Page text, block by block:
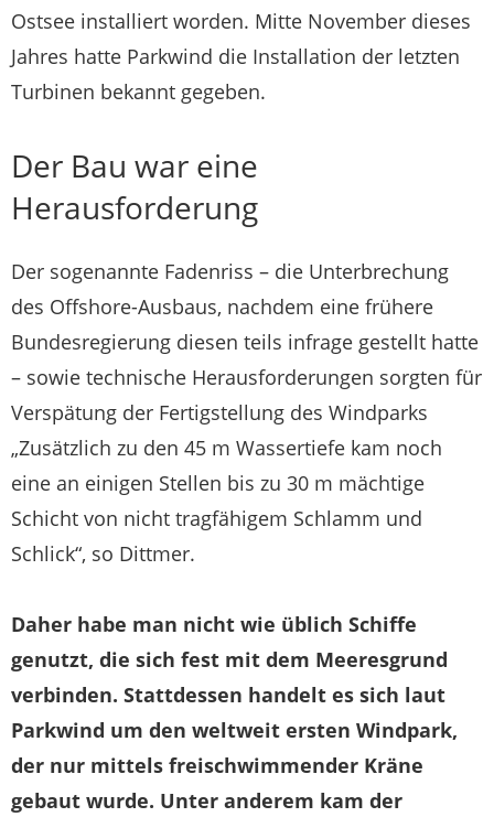
Ostsee installiert worden. Mitte November dieses
Jahres hatte Parkwind die Installation der letzten
Turbinen bekannt gegeben.
Der Bau war eine
Herausforderung
Der sogenannte Fadenriss – die Unterbrechung
des Offshore-Ausbaus, nachdem eine frühere
Bundesregierung diesen teils infrage gestellt hatte
– sowie technische Herausforderungen sorgten für
Verspätung der Fertigstellung des Windparks
„Zusätzlich zu den 45 m Wassertiefe kam noch
eine an einigen Stellen bis zu 30 m mächtige
Schicht von nicht tragfähigem Schlamm und
Schlick“, so Dittmer.
Daher habe man nicht wie üblich Schiffe
genutzt, die sich fest mit dem Meeresgrund
verbinden. Stattdessen handelt es sich laut
Parkwind um den weltweit ersten Windpark,
der nur mittels freischwimmender Kräne
gebaut wurde. Unter anderem kam der